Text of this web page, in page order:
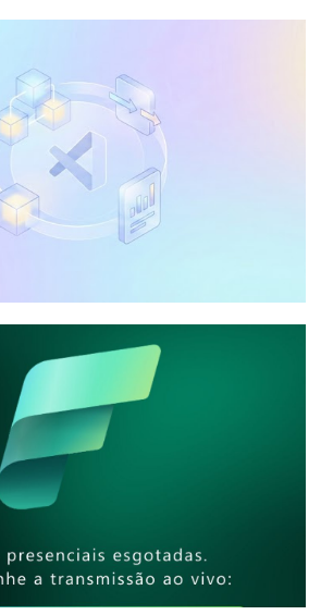
Otimizando o
de Dados no Azure
(AAS)
65 min de leitura
Visual Studio Community
para desenvolver
Analysis Services e
9 min de leitura